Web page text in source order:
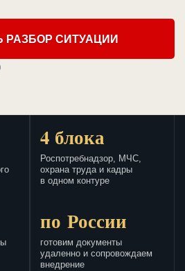
РАЗБОР СИТУАЦИИ
4 блока
Роспотребнадзор, МЧС,
охрана труда и кадры
в одном контуре
по России
готовим документы
удаленно и сопровождаем
внедрение